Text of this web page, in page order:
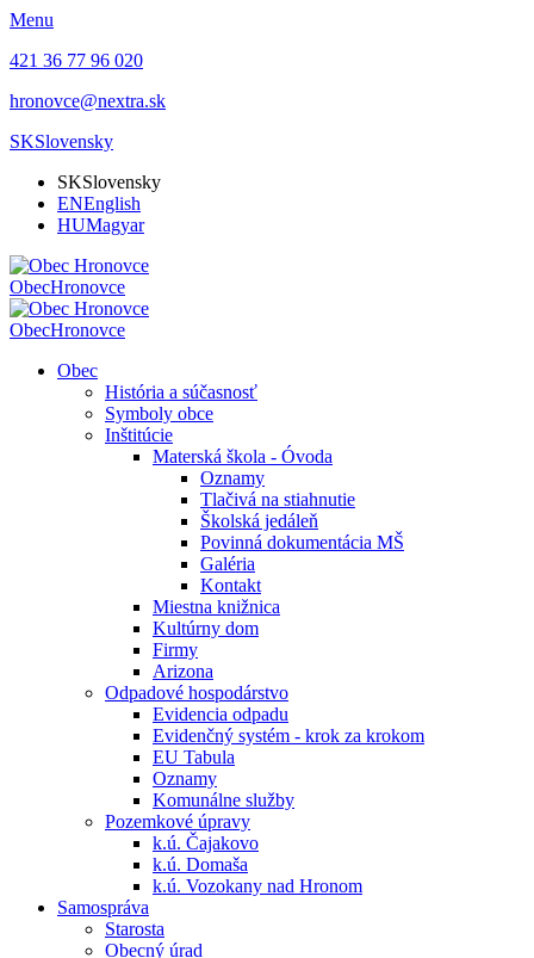
Menu
421 36 77 96 020
hronovce@nextra.sk
SKSlovensky
SKSlovensky
ENEnglish
HUMagyar
ObecHronovce
ObecHronovce
Obec
História a súčasnosť
Symboly obce
Inštitúcie
Materská škola - Óvoda
Oznamy
Tlačivá na stiahnutie
Školská jedáleň
Povinná dokumentácia MŠ
Galéria
Kontakt
Miestna knižnica
Kultúrny dom
Firmy
Arizona
Odpadové hospodárstvo
Evidencia odpadu
Evidenčný systém - krok za krokom
EU Tabula
Oznamy
Komunálne služby
Pozemkové úpravy
k.ú. Čajakovo
k.ú. Domaša
k.ú. Vozokany nad Hronom
Samospráva
Starosta
Obecný úrad